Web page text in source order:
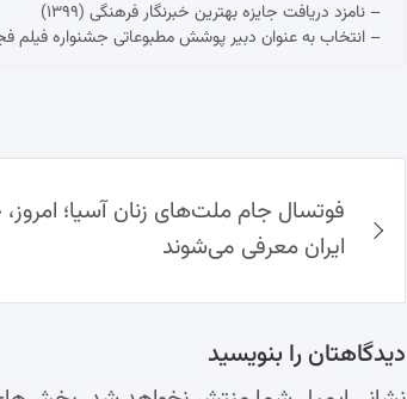
– نامزد دریافت جایزه بهترین خبرنگار فرهنگی (۱۳۹۹)
– انتخاب به عنوان دبیر پوشش مطبوعاتی جشنواره فیلم
نوشته‌ها
فوتسال جام ملت‌های زنان آسیا؛ امروز،
ایران معرفی می‌شوند
دیدگاهتان را بنویسید